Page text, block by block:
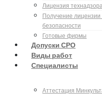
Лицензия
Получение
безопасности
Готовые фирмы
Допуски СРО
Виды работ
Специалисты
Аттестация